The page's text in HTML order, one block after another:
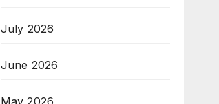
July 2026
June 2026
May 2026